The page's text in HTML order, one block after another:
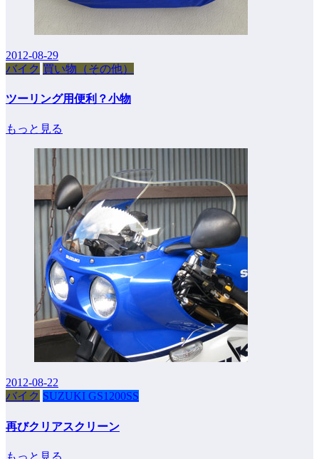
2012-08-29
バイク 買い物（その他）
ツーリング用便利？小物
もっと見る
2012-08-22
バイク SUZUKI GS1200SS
再びクリアスクリーン
もっと見る